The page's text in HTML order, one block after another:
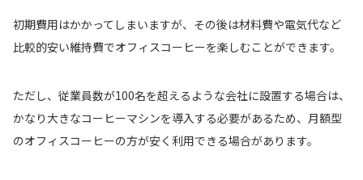
初期費用はかかってしまいますが、その後は材料費や電気代など
比較的安い維持費でオフィスコーヒーを楽しむことができます。
ただし、従業員数が100名を超えるような会社に設置する場合は、
かなり大きなコーヒーマシンを導入する必要があるため、月額型
のオフィスコーヒーの方が安く利用できる場合があります。